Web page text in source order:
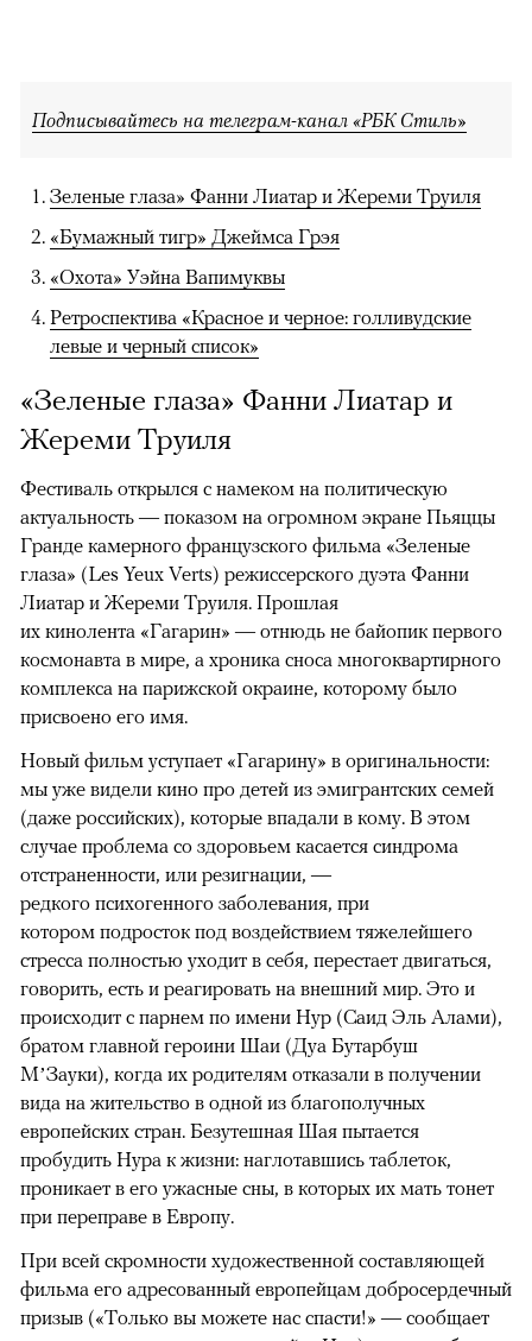
Подписывайтесь на телеграм-канал «РБК Стиль»
Зеленые глаза» Фанни Лиатар и Жереми Труиля
«Бумажный тигр» Джеймса Грэя
«Охота» Уэйна Вапимуквы
Ретроспектива «Красное и черное: голливудские
левые и черный список»
«Зеленые глаза» Фанни Лиатар и
Жереми Труиля
Фестиваль открылся с намеком на политическую
актуальность — показом на огромном экране Пьяццы
Гранде камерного французского фильма «Зеленые
глаза» (Les Yeux Verts) режиссерского дуэта Фанни
Лиатар и Жереми Труиля. Прошлая
их кинолента «Гагарин» — отнюдь не байопик первого
космонавта в мире, а хроника сноса многоквартирного
комплекса на парижской окраине, которому было
присвоено его имя.
Новый фильм уступает «Гагарину» в оригинальности:
мы уже видели кино про детей из эмигрантских семей
(даже российских), которые впадали в кому. В этом
случае проблема со здоровьем касается синдрома
отстраненности, или резигнации, —
редкого психогенного заболевания, при
котором подросток под воздействием тяжелейшего
стресса полностью уходит в себя, перестает двигаться,
говорить, есть и реагировать на внешний мир. Это и
происходит с парнем по имени Нур (Саид Эль Алами),
братом главной героини Шаи (Дуа Бутарбуш
М’Зауки), когда их родителям отказали в получении
вида на жительство в одной из благополучных
европейских стран. Безутешная Шая пытается
пробудить Нура к жизни: наглотавшись таблеток,
проникает в его ужасные сны, в которых их мать тонет
при переправе в Европу.
При всей скромности художественной составляющей
фильма его адресованный европейцам добросердечный
призыв («Только вы можете нас спасти!» — сообщает